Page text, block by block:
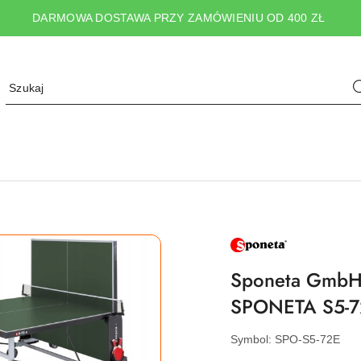
DARMOWA DOSTAWA PRZY ZAMÓWIENIU OD 400 ZŁ
NAZWA
PRODUCENTA:
Sponeta
SPONETA S5-
Symbol: SPO-S5-72E